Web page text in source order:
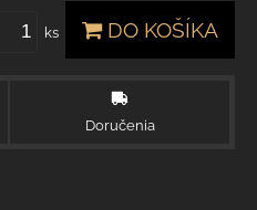
ks DO KOŠÍKA
Doručenia